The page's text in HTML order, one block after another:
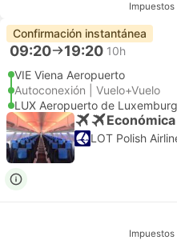
Confirmación instantánea
09:20 19:20 10h
VIE Viena Aeropuerto
Autoconexión | Vuelo+Vuelo
LUX Aeropuerto de
LOT Polish